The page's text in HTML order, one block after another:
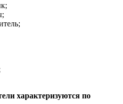
характеризуются по